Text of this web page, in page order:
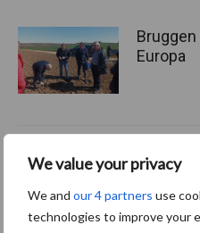
We value your privacy
We and our 4 partners use
technologies to improve your
Europa
Middel
druppel